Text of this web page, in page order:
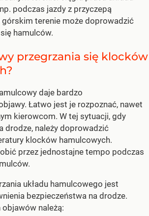
podczas jazdy z przyczepą
terenie może doprowadzić
hamulców.
przegrzania się klocków
daje bardzo
Łatwo jest je rozpoznać, nawet
kierowcom. W tej sytuacji, gdy
drodze, należy doprowadzić
klocków hamulcowych.
przez jednostajne tempo podczas
układu hamulcowego jest
bezpieczeństwa na drodze.
objawów należą: